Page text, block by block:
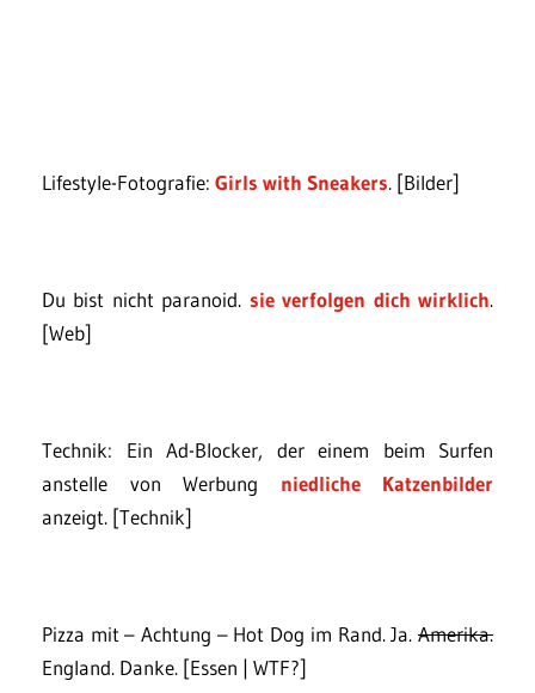
Lifestyle-Fotografie: Girls with Sneakers. [Bilder]
Du bist nicht paranoid. sie verfolgen dich wirklich.
[Web]
Technik: Ein Ad-Blocker, der einem beim Surfen
anstelle von Werbung niedliche Katzenbilder
anzeigt. [Technik]
Pizza mit – Achtung – Hot Dog im Rand. Ja. Amerika.
England. Danke. [Essen | WTF?]